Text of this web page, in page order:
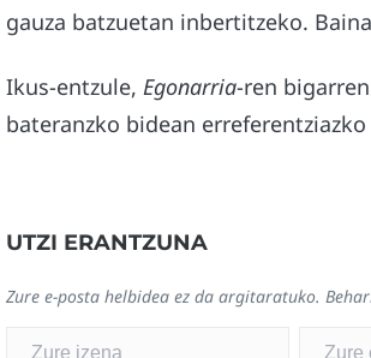
gauza batzuetan inbertitzeko.
Ikus-entzule, Egonarria-ren
bateranzko bidean
UTZI ERANTZUNA
Zure e-posta helbidea ez da argitaratuko.